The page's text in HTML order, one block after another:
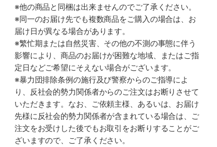
※他の商品と同梱は出来ませんのでご了承ください。
※同一のお届け先でも複数商品をご購入の場合は、お
届け日が異なる場合があります。
※繁忙期または自然災害、その他の不測の事態に伴う
影響により、商品のお届けが困難な地域、またはご指
定日などご希望にそえない場合がございます。
※暴力団排除条例の施行及び警察からのご指導によ
り、反社会的勢力関係者からのご注文はお断りさせて
いただきます。なお、ご依頼主様、あるいは、お届け
先様に反社会的勢力関係者が含まれている場合は、ご
注文をお受けした後でもお取引をお断りすることがご
ざいますので、ご了承ください。